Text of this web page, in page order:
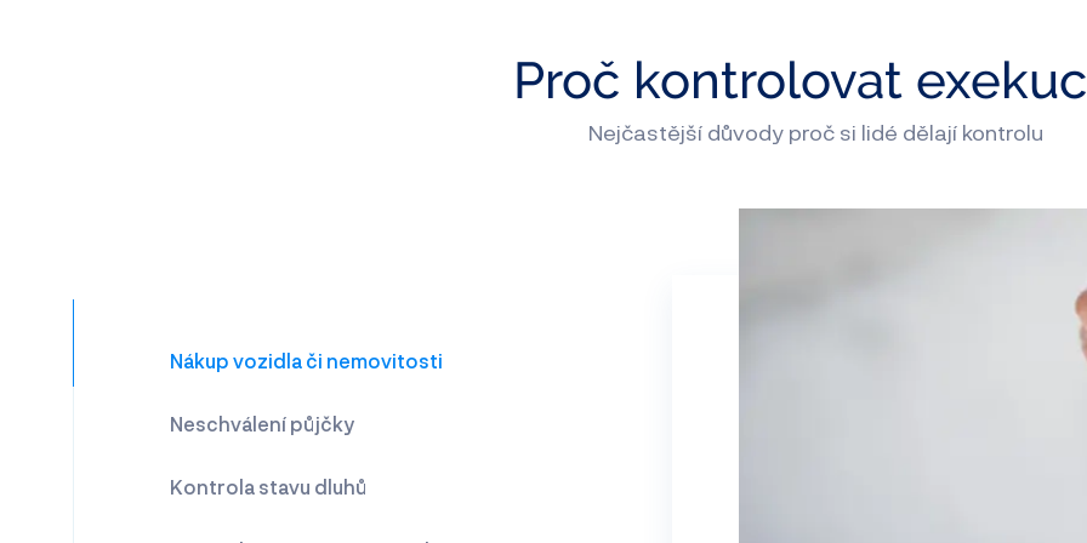
Proč kontrolovat
Nejčastější důvody proč si lidé dělají kontrolu
Nákup vozidla či nemovitosti
Neschválení půjčky
Kontrola stavu dluhů